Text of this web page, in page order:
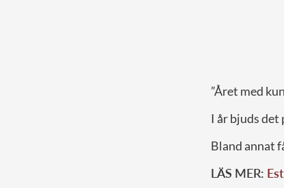
”Året med
I år bjuds det
Bland annat
LÄS MER: